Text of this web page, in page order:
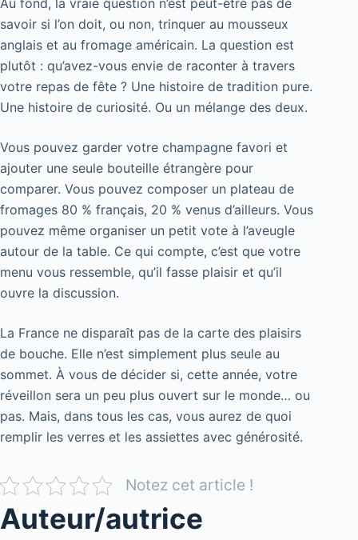
Au fond, la vraie question n’est peut-être pas de
savoir si l’on doit, ou non, trinquer au mousseux
anglais et au fromage américain. La question est
plutôt : qu’avez-vous envie de raconter à travers
votre repas de fête ? Une histoire de tradition pure.
Une histoire de curiosité. Ou un mélange des deux.
Vous pouvez garder votre champagne favori et
ajouter une seule bouteille étrangère pour
comparer. Vous pouvez composer un plateau de
fromages 80 % français, 20 % venus d’ailleurs. Vous
pouvez même organiser un petit vote à l’aveugle
autour de la table. Ce qui compte, c’est que votre
menu vous ressemble, qu’il fasse plaisir et qu’il
ouvre la discussion.
La France ne disparaît pas de la carte des plaisirs
de bouche. Elle n’est simplement plus seule au
sommet. À vous de décider si, cette année, votre
réveillon sera un peu plus ouvert sur le monde… ou
pas. Mais, dans tous les cas, vous aurez de quoi
remplir les verres et les assiettes avec générosité.
Notez cet article !
Auteur/autrice